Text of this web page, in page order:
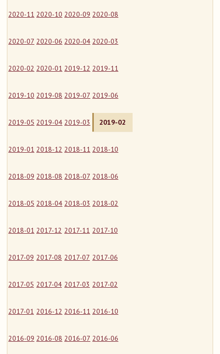
2020-11 2020-10 2020-09 2020-08
2020-07 2020-06 2020-04 2020-03
2020-02 2020-01 2019-12 2019-11
2019-10 2019-08 2019-07 2019-06
2019-05 2019-04 2019-03 2019-02
2019-01 2018-12 2018-11 2018-10
2018-09 2018-08 2018-07 2018-06
2018-05 2018-04 2018-03 2018-02
2018-01 2017-12 2017-11 2017-10
2017-09 2017-08 2017-07 2017-06
2017-05 2017-04 2017-03 2017-02
2017-01 2016-12 2016-11 2016-10
2016-09 2016-08 2016-07 2016-06